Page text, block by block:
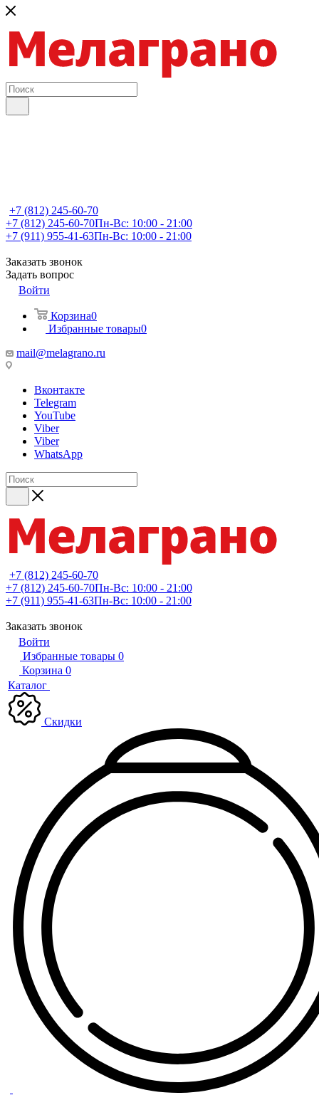
+7 (812) 245-60-70
+7 (812) 245-60-70Пн-Вс: 10:00 - 21:00
+7 (911) 955-41-63Пн-Вс: 10:00 - 21:00
Заказать звонок
Задать вопрос
Войти
Корзина0
Избранные товары0
mail@melagrano.ru
Вконтакте
Telegram
YouTube
Viber
Viber
WhatsApp
+7 (812) 245-60-70
+7 (812) 245-60-70Пн-Вс: 10:00 - 21:00
+7 (911) 955-41-63Пн-Вс: 10:00 - 21:00
Заказать звонок
Войти
Избранные товары 0
Корзина 0
Каталог
Скидки